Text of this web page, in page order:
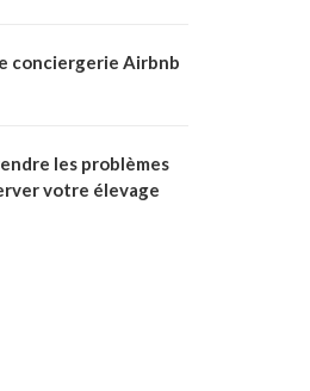
conciergerie Airbnb
les problèmes
votre élevage